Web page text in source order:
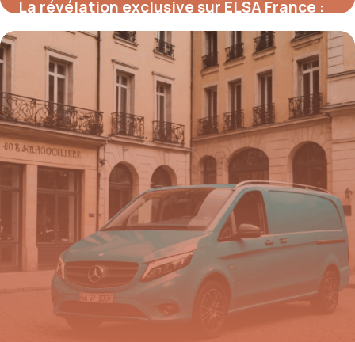
La révélation exclusive sur ELSA France :
comment ce réseau révolutionne
l’enseignement bilingue et booste la
croissance des écoles en un temps record
28 août 2025